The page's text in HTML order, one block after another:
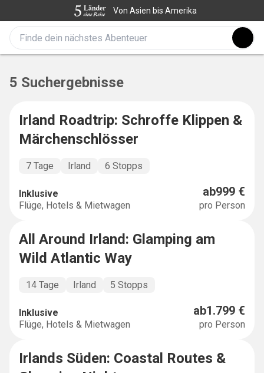
Von Asien bis Amerika
5 Suchergebnisse
BUCKETLIST
Irland Roadtrip: Schroffe Klippen &
Märchenschlösser
7 Tage Irland 6 Stopps
Inklusive
Flüge, Hotels & Mietwagen
ab999 €
pro Person
EXPLORER
All Around Irland: Glamping am
Wild Atlantic Way
14 Tage Irland 5 Stopps
Inklusive
Flüge, Hotels & Mietwagen
ab1.799 €
pro Person
EXPLORER
Irlands Süden: Coastal Routes &